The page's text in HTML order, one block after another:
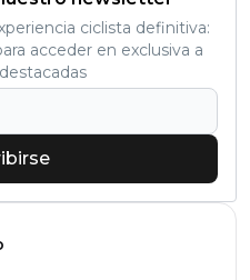
ciclista definitiva:
acceder en exclusiva a